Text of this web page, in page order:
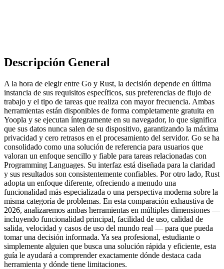
Descripción General
A la hora de elegir entre Go y Rust, la decisión depende en última
instancia de sus requisitos específicos, sus preferencias de flujo de
trabajo y el tipo de tareas que realiza con mayor frecuencia. Ambas
herramientas están disponibles de forma completamente gratuita en
Yoopla y se ejecutan íntegramente en su navegador, lo que significa
que sus datos nunca salen de su dispositivo, garantizando la máxima
privacidad y cero retrasos en el procesamiento del servidor. Go se ha
consolidado como una solución de referencia para usuarios que
valoran un enfoque sencillo y fiable para tareas relacionadas con
Programming Languages. Su interfaz está diseñada para la claridad
y sus resultados son consistentemente confiables. Por otro lado, Rust
adopta un enfoque diferente, ofreciendo a menudo una
funcionalidad más especializada o una perspectiva moderna sobre la
misma categoría de problemas. En esta comparación exhaustiva de
2026, analizaremos ambas herramientas en múltiples dimensiones —
incluyendo funcionalidad principal, facilidad de uso, calidad de
salida, velocidad y casos de uso del mundo real — para que pueda
tomar una decisión informada. Ya sea profesional, estudiante o
simplemente alguien que busca una solución rápida y eficiente, esta
guía le ayudará a comprender exactamente dónde destaca cada
herramienta y dónde tiene limitaciones.